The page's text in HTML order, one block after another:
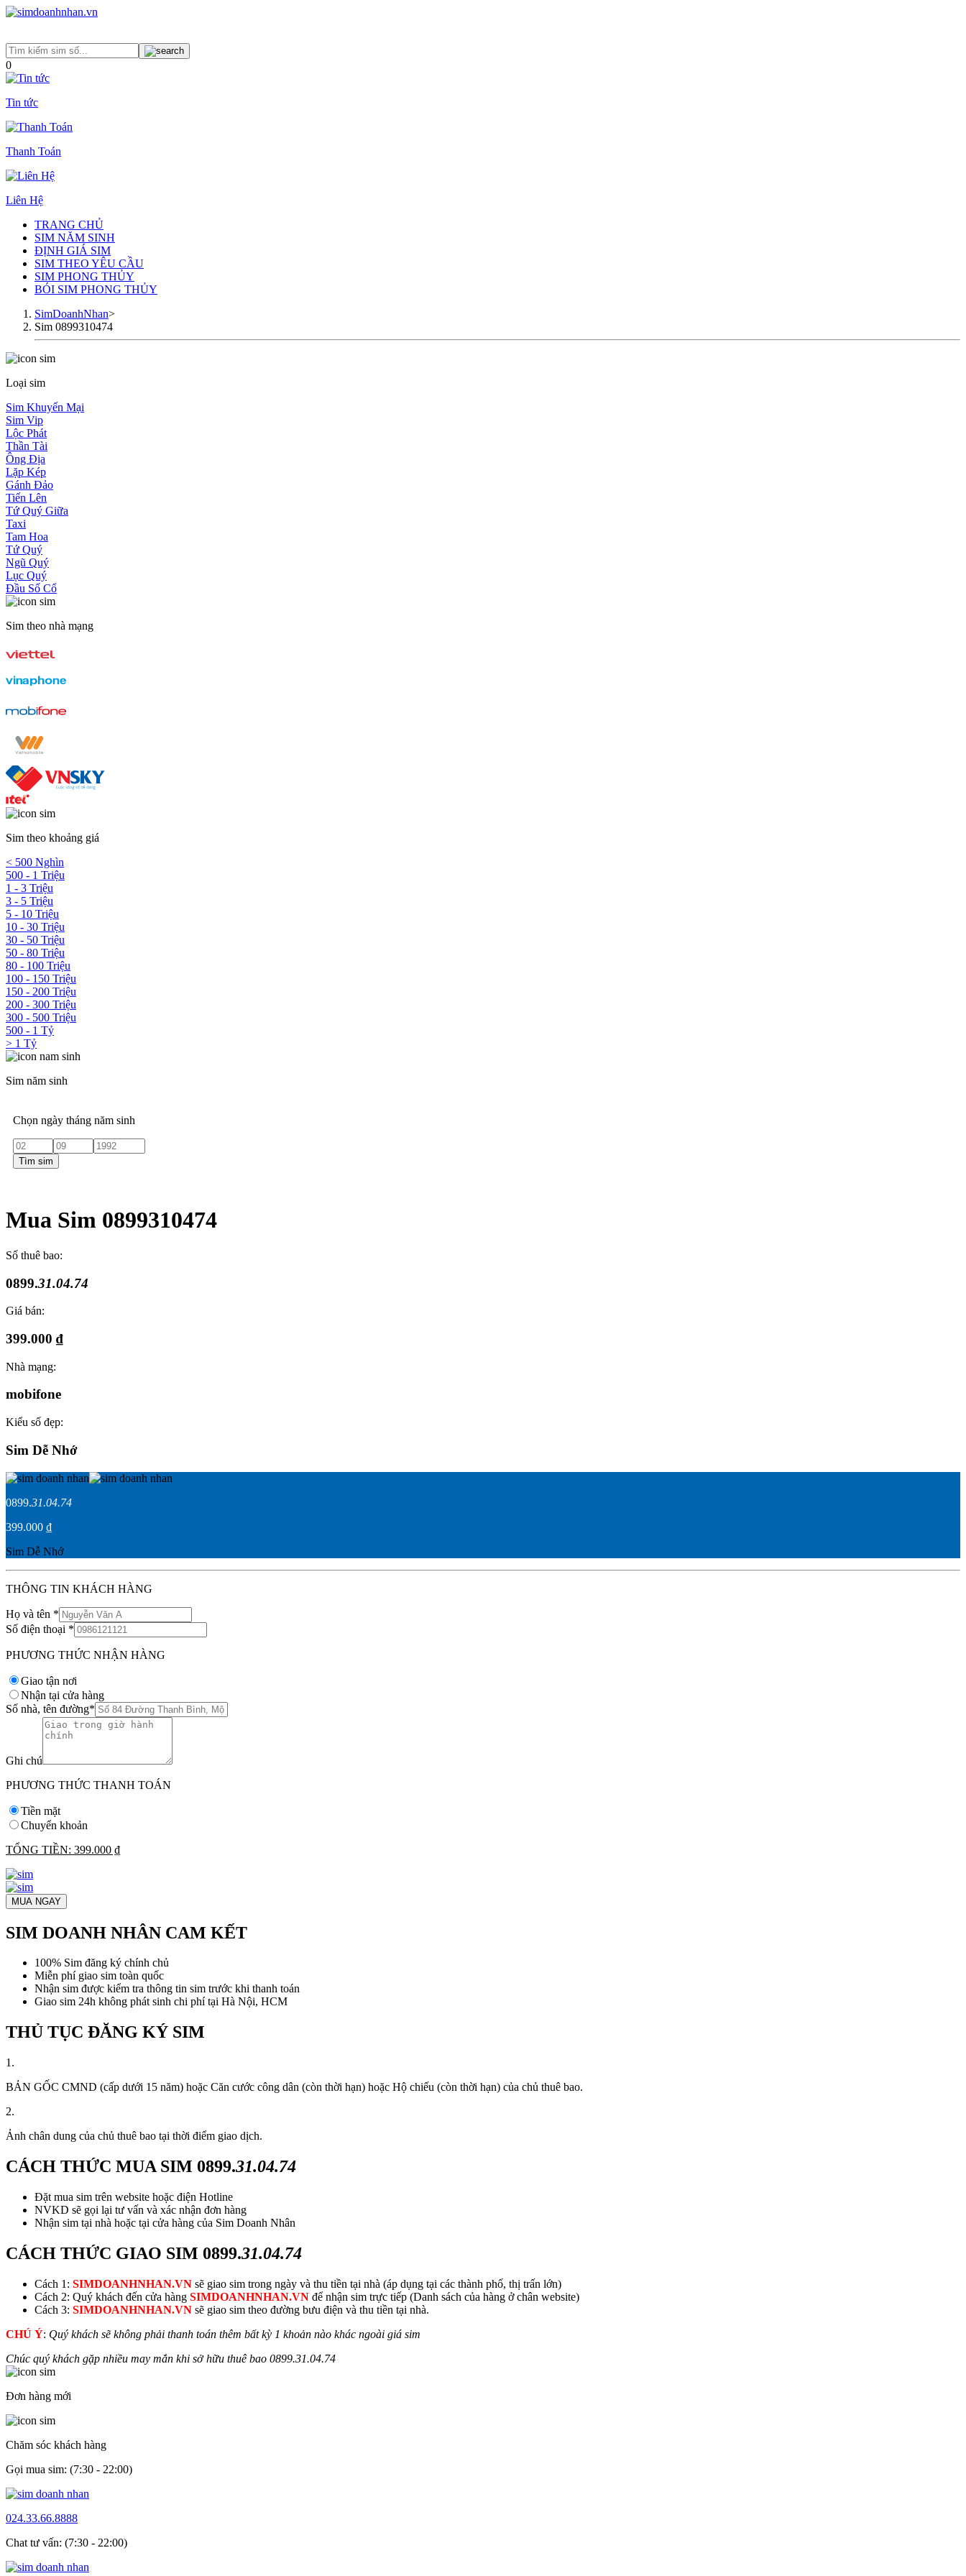
0
Tin tức
Thanh Toán
Liên Hệ
TRANG CHỦ
SIM NĂM SINH
ĐỊNH GIÁ SIM
SIM THEO YÊU CẦU
SIM PHONG THỦY
BÓI SIM PHONG THỦY
SimDoanhNhan>
Sim 0899310474
Loại sim
Sim Khuyến Mại
Sim Vip
Lộc Phát
Thần Tài
Ông Địa
Lặp Kép
Gánh Đảo
Tiến Lên
Tứ Quý Giữa
Taxi
Tam Hoa
Tứ Quý
Ngũ Quý
Lục Quý
Đầu Số Cổ
Sim theo nhà mạng
Sim theo khoảng giá
< 500 Nghìn
500 - 1 Triệu
1 - 3 Triệu
3 - 5 Triệu
5 - 10 Triệu
10 - 30 Triệu
30 - 50 Triệu
50 - 80 Triệu
80 - 100 Triệu
100 - 150 Triệu
150 - 200 Triệu
200 - 300 Triệu
300 - 500 Triệu
500 - 1 Tỷ
> 1 Tỷ
Sim năm sinh
Chọn ngày tháng năm sinh
Tìm sim
Mua Sim 0899310474
Số thuê bao:
0899.31.04.74
Giá bán:
399.000 ₫
Nhà mạng:
mobifone
Kiểu số đẹp:
Sim Dễ Nhớ
0899.31.04.74
399.000 ₫
Sim Dễ Nhớ
THÔNG TIN KHÁCH HÀNG
Họ và tên *
Số điện thoại *
PHƯƠNG THỨC NHẬN HÀNG
Giao tận nơi
Nhận tại cửa hàng
Số nhà, tên đường*
Ghi chú
PHƯƠNG THỨC THANH TOÁN
Tiền mặt
Chuyển khoản
TỔNG TIỀN: 399.000 ₫
MUA NGAY
SIM DOANH NHÂN CAM KẾT
100% Sim đăng ký chính chủ
Miễn phí giao sim toàn quốc
Nhận sim được kiểm tra thông tin sim trước khi thanh toán
Giao sim 24h không phát sinh chi phí tại Hà Nội, HCM
THỦ TỤC ĐĂNG KÝ SIM
1.
BẢN GỐC CMND (cấp dưới 15 năm) hoặc Căn cước công dân (còn thời hạn) hoặc Hộ chiếu (còn thời hạn) của chủ thuê bao.
2.
Ảnh chân dung của chủ thuê bao tại thời điểm giao dịch.
CÁCH THỨC MUA SIM 0899.31.04.74
Đặt mua sim trên website hoặc điện Hotline
NVKD sẽ gọi lại tư vấn và xác nhận đơn hàng
Nhận sim tại nhà hoặc tại cửa hàng của Sim Doanh Nhân
CÁCH THỨC GIAO SIM 0899.31.04.74
Cách 1: SIMDOANHNHAN.VN sẽ giao sim trong ngày và thu tiền tại nhà (áp dụng tại các thành phố, thị trấn lớn)
Cách 2: Quý khách đến cửa hàng SIMDOANHNHAN.VN để nhận sim trực tiếp (Danh sách của hàng ở chân website)
Cách 3: SIMDOANHNHAN.VN sẽ giao sim theo đường bưu điện và thu tiền tại nhà.
CHÚ Ý: Quý khách sẽ không phải thanh toán thêm bất kỳ 1 khoản nào khác ngoài giá sim
Chúc quý khách gặp nhiều may mắn khi sở hữu thuê bao 0899.31.04.74
Đơn hàng mới
Chăm sóc khách hàng
Gọi mua sim: (7:30 - 22:00)
024.33.66.8888
Chat tư vấn: (7:30 - 22:00)